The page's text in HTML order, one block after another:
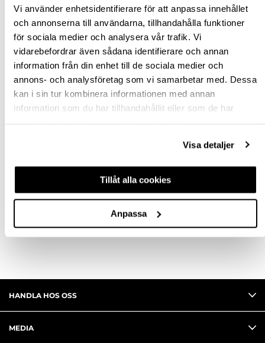
Vi använder enhetsidentifierare för att anpassa innehållet
och annonserna till användarna, tillhandahålla funktioner
för sociala medier och analysera vår trafik. Vi
vidarebefordrar även sådana identifierare och annan
information från din enhet till de sociala medier och
annons- och analysföretag som vi samarbetar med. Dessa
kan i sin tur kombinera informationen med annan
information som du har tillhandahållit eller som de har
Visa detaljer
Tillåt alla cookies
Anpassa
st
VÄLJ VARIANT
Snabba leveranser
Hämta i butik
Ledande leverantör i Sverige
FRÅGA OM PRODUKT
HANDLA HOS OSS
MEDIA